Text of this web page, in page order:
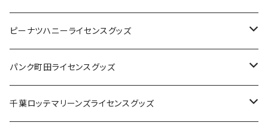
キャップ
ステッカー
缶バッジ
ステッカー
缶バッジ
アクリルキーホルダー
ピーナツハニーライセンスグッズ
Tシャツ
キャップ
パンク町田ライセンスグッズ
Tシャツ
千葉ロッテマリーンズライセンスグッズ